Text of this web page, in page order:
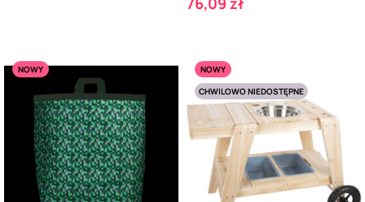
NOWY
NOWY
CHWILOWO NIEDOSTĘPNE